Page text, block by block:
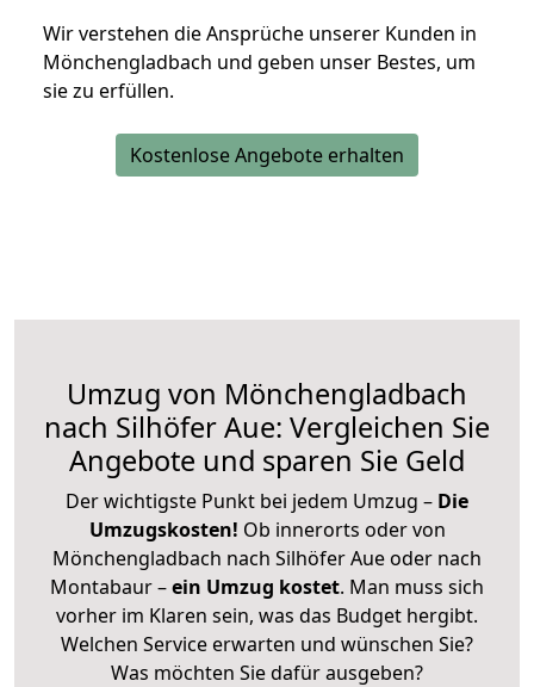
Wir verstehen die Ansprüche unserer Kunden in
Mönchengladbach und geben unser Bestes, um
sie zu erfüllen.
Kostenlose Angebote erhalten
Umzug von Mönchengladbach
nach Silhöfer Aue: Vergleichen Sie
Angebote und sparen Sie Geld
Der wichtigste Punkt bei jedem Umzug – Die
Umzugskosten! Ob innerorts oder von
Mönchengladbach nach Silhöfer Aue oder nach
Montabaur –ein Umzug kostet. Man muss sich
vorher im Klaren sein, was das Budget hergibt.
Welchen Service erwarten und wünschen Sie?
Was möchten Sie dafür ausgeben?